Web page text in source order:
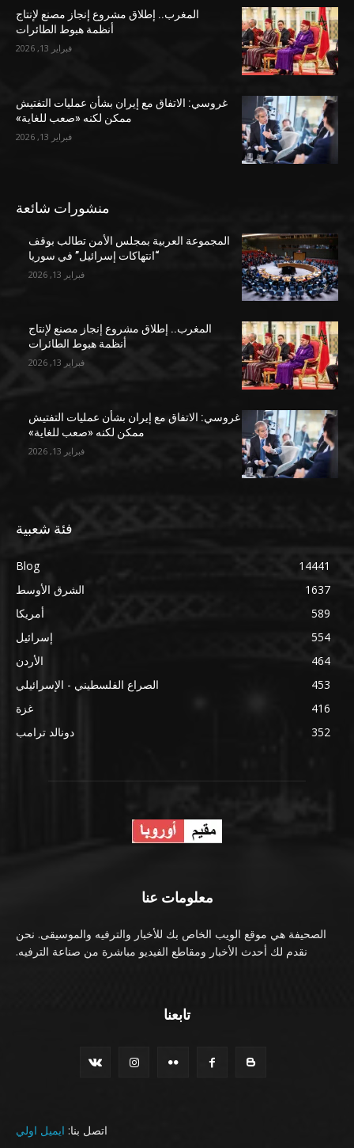
المغرب.. إطلاق مشروع إنجاز مصنع لإنتاج
أنظمة هبوط الطائرات
فبراير 13, 2026
غروسي: الاتفاق مع إيران بشأن عمليات التفتيش
ممكن لكنه «صعب للغاية»
فبراير 13, 2026
منشورات شائعة
المجموعة العربية بمجلس الأمن تطالب بوقف
“انتهاكات إسرائيل” في سوريا
فبراير 13, 2026
المغرب.. إطلاق مشروع إنجاز مصنع لإنتاج
أنظمة هبوط الطائرات
فبراير 13, 2026
غروسي: الاتفاق مع إيران بشأن عمليات التفتيش
ممكن لكنه «صعب للغاية»
فبراير 13, 2026
فئة شعبية
Blog
14441
الشرق الأوسط
1637
أمريكا
589
إسرائيل
554
الأردن
464
الصراع الفلسطيني - الإسرائيلي
453
غزة
416
دونالد ترامب
352
معلومات عنا
الصحيفة هي موقع الويب الخاص بك للأخبار والترفيه والموسيقى. نحن
نقدم لك أحدث الأخبار ومقاطع الفيديو مباشرة من صناعة الترفيه.
تابعنا
اتصل بنا: ايميل اولي